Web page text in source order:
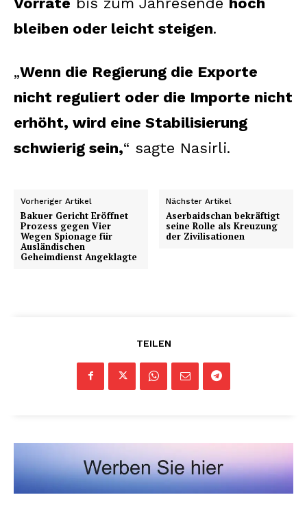
bleiben oder leicht steigen.
„Wenn die Regierung die Exporte
nicht reguliert oder die Importe nicht
erhöht, wird eine Stabilisierung
schwierig sein,“ sagte Nasirli.
Vorheriger Artikel
Bakuer Gericht Eröffnet
Prozess gegen Vier
Wegen Spionage für
Ausländischen
Geheimdienst Angeklagte
Nächster Artikel
Aserbaidschan bekräftigt
seine Rolle als Kreuzung
der Zivilisationen
TEILEN